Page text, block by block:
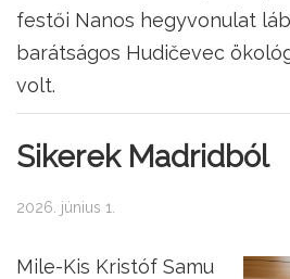
festői Nanos hegyvonulat
barátságos Hudičevec
volt.
Sikerek Madridból
2026. június 1.
Mile-Kis Kristóf Samu